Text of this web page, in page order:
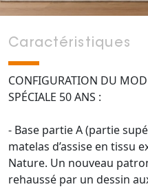
Caractéristiques
CONFIGURATION DU
SPÉCIALE 50 ANS :
- Base partie A (partie
matelas d’assise en tissu
Nature. Un nouveau
rehaussé par un dessin